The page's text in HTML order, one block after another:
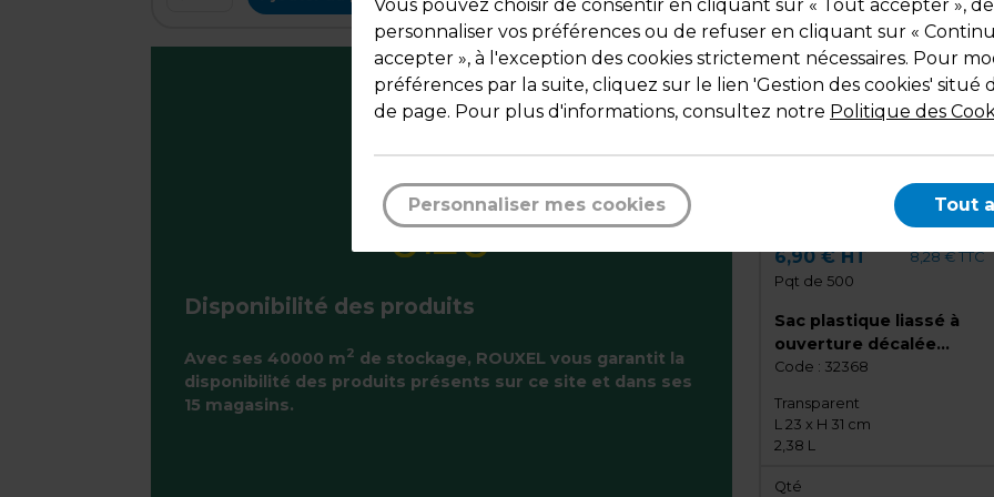
Disponibilité des produits
Avec ses 40000 m2 de stockage, ROUXEL vous garantit la
disponibilité des produits présents sur ce site et dans ses
15 magasins.
6,90 € HT
8,28 € TTC
Pqt de 500
Sac plastique liassé à
ouverture décalée
transparent 2,38L 23 x 31
Code : 32368
Transparent
L 23 x H 31 cm
2,38 L
Qté
Vous pouvez choisir de consentir en cliquant sur « Tout accepter », de
personnaliser vos préférences ou de refuser en cliquant sur «
accepter », à l'exception des cookies strictement nécessaires. Pour
préférences par la suite, cliquez sur le lien 'Gestion des cookies' situé
de page. Pour plus d'informations, consultez notre Politique des
Personnaliser mes cookies Tout